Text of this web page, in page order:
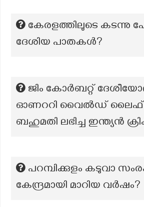
കേരളത്തിലുടെ കടന്നു
ദേശിയ പാതകൾ?
ജിം കോർബറ്റ്
ഓണററി വൈൽഡ് ലൈഫ്
ബഹുമതി ലഭിച്ച ഇന്ത്യൻ
പറമ്പിക്കുളം കടുവാ
കേന്ദ്രമായി മാറിയ വര്‍ഷം?